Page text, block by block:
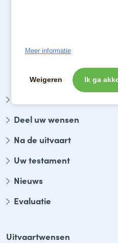
Meer informatie
Weigeren Ik ga
E-mail:
Deel uw wensen
Na de uitvaart
Uw testament
Nieuws
Evaluatie
Uitvaartwensen